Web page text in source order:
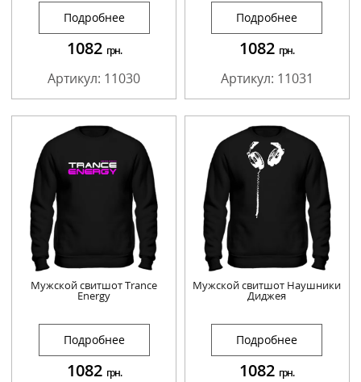
Подробнее
1082 грн.
Артикул: 11030
Подробнее
1082 грн.
Артикул: 11031
Мужской свитшот Trance
Energy
Подробнее
1082 грн.
Мужской свитшот Наушники
Диджея
Подробнее
1082 грн.